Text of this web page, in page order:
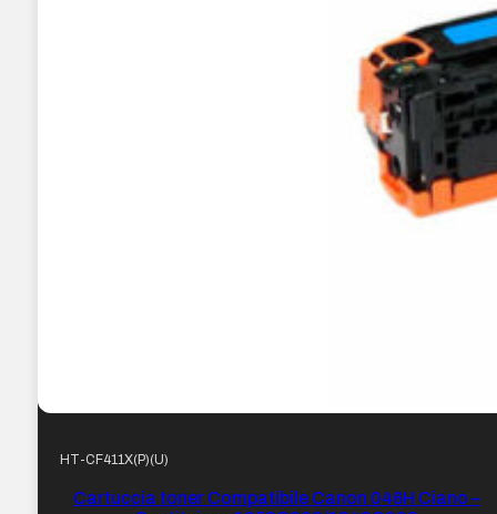
HT-CF411X(P)(U)
Cartuccia toner Compatibile Canon 046H Ciano –